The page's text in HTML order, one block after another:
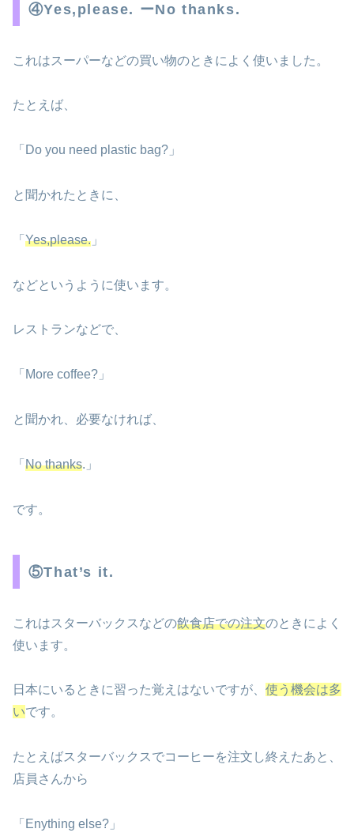
④Yes,please. ーNo thanks.
これはスーパーなどの買い物のときによく使いました。
たとえば、
「Do you need plastic bag?」
と聞かれたときに、
「 Yes,please. 」
などというように使います。
レストランなどで、
「More coffee?」
と聞かれ、必要なければ、
「 No thanks.」
です。
⑤That’s it.
これはスターバックスなどの飲食店での注文のときによく
使います。
日本にいるときに習った覚えはないですが、 使う機会は多
いです。
たとえばスターバックスでコーヒーを注文し終えたあと、
店員さんから
「Enything else?」